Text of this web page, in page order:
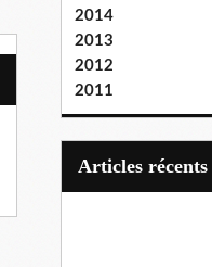
2014
2013
2012
2011
articles récents